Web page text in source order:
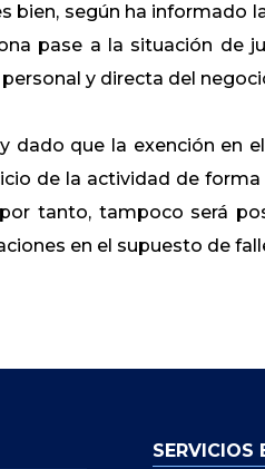
bien, según ha informado
pase a la situación de
y directa del
y dado que la exención
de la actividad de
tanto, tampoco será
en el supuesto de
SERVICIOS